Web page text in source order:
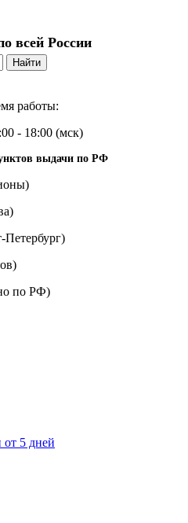
всей России
работы:
- 18:00 (мск)
выдачи по РФ
Петербург)
по РФ)
от 5 дней